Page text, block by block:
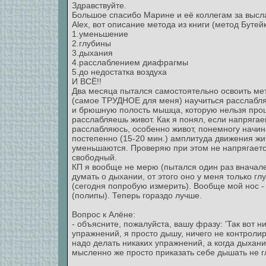
Здравствуйте.
Большое спасибо Марине и её коллегам за
Alex, вот описание метода из книги (метод
1.уменьшение
2.глубины
3.дыхания
4.расслаблением диафрагмы
5.до недостатка воздуха
И ВСЁ!!
Два месяца пытался самостоятельно освоить
(самое ТРУДНОЕ для меня) научиться
и брюшную полость мышца, которую нельзя
расслабляешь живот. Как я понял, если
расслабляюсь, особенно живот, понемногу
постепенно (15-20 мин.) амплитуда движения
уменьшаются. Проверяю при этом не
свободный.
КП я вообще не мерю (пытался один раз
думать о дыхании, от этого оно у меня только
(сегодня попробую измерить). Вообще мой нос
(полипы). Теперь гораздо лучше.
Вопрос к Алёне:
- объясните, пожалуйста, вашу фразу: 'Так вот
упражнений, я просто дышу, ничего не
надо делать никаких упражнений, а когда
мысленно же просто приказать себе дышать не